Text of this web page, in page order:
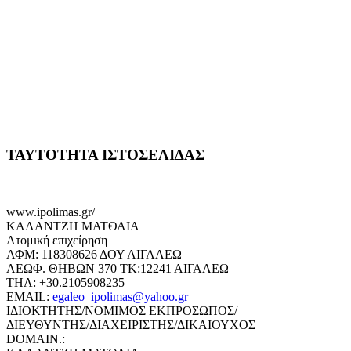
ΤΑΥΤΟΤΗΤΑ ΙΣΤΟΣΕΛΙΔΑΣ
www.ipolimas.gr/
ΚΑΛΑΝΤΖΗ ΜΑΤΘΑΙΑ
Ατομική επιχείρηση
ΑΦΜ: 118308626 ΔΟΥ ΑΙΓΑΛΕΩ
ΛΕΩΦ. ΘΗΒΩΝ 370 ΤΚ:12241 ΑΙΓΑΛΕΩ
ΤΗΛ: +30.2105908235
EMAIL: egaleo_ipolimas@yahoo.gr
ΙΔΙΟΚΤΗΤΗΣ/ΝΟΜΙΜΟΣ ΕΚΠΡΟΣΩΠΟΣ/
ΔΙΕΥΘΥΝΤΗΣ/ΔΙΑΧΕΙΡΙΣΤΗΣ/ΔΙΚΑΙΟΥΧΟΣ
DOMAIN.: